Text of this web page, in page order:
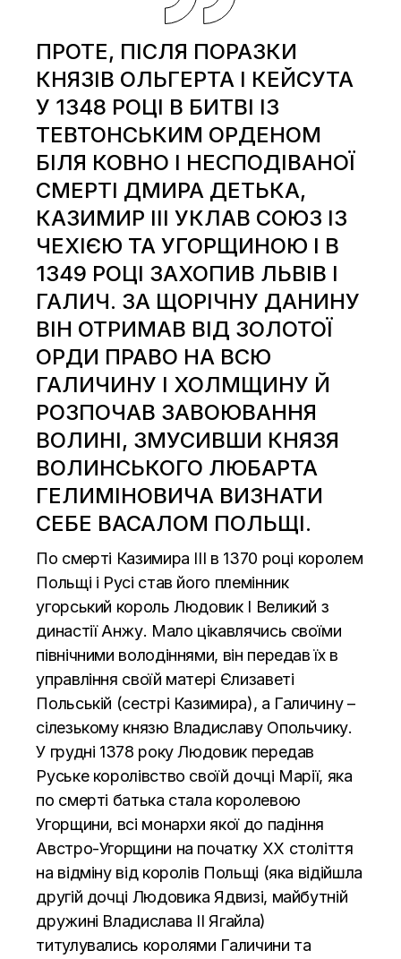
ПРОТЕ, ПІСЛЯ ПОРАЗКИ
КНЯЗІВ ОЛЬГЕРТА І КЕЙСУТА
У 1348 РОЦІ В БИТВІ ІЗ
ТЕВТОНСЬКИМ ОРДЕНОМ
БІЛЯ КОВНО І НЕСПОДІВАНОЇ
СМЕРТІ ДМИРА ДЕТЬКА,
КАЗИМИР III УКЛАВ СОЮЗ ІЗ
ЧЕХІЄЮ ТА УГОРЩИНОЮ І В
1349 РОЦІ ЗАХОПИВ ЛЬВІВ І
ГАЛИЧ. ЗА ЩОРІЧНУ ДАНИНУ
ВІН ОТРИМАВ ВІД ЗОЛОТОЇ
ОРДИ ПРАВО НА ВСЮ
ГАЛИЧИНУ І ХОЛМЩИНУ Й
РОЗПОЧАВ ЗАВОЮВАННЯ
ВОЛИНІ, ЗМУСИВШИ КНЯЗЯ
ВОЛИНСЬКОГО ЛЮБАРТА
ГЕЛИМІНОВИЧА ВИЗНАТИ
СЕБЕ ВАСАЛОМ ПОЛЬЩІ.
По смерті Казимира ІІІ в 1370 році королем
Польщі і Русі став його племінник
угорський король Людовик I Великий з
династії Анжу. Мало цікавлячись своїми
північними володіннями, він передав їх в
управління своїй матері Єлизаветі
Польській (сестрі Казимира), а Галичину –
сілезькому князю Владиславу Опольчику.
У грудні 1378 року Людовик передав
Руське королівство своїй дочці Марії, яка
по смерті батька стала королевою
Угорщини, всі монархи якої до падіння
Австро-Угорщини на початку ХХ століття
на відміну від королів Польщі (яка відійшла
другій дочці Людовика Ядвизі, майбутній
дружині Владислава II Ягайла)
титулувались королями Галичини та